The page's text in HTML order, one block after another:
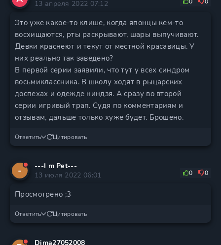
13 апреля 2022 07:12
Это уже какое-то клише, когда японцы кем-то
восхищаются, рты раскрывают, шары выпучивают.
Девки краснеют и текут от местной красавицы. У
них реально так заведено?
В первой серии заявили, что тут у всех синдром
восьмиклассника. В школу ходят в рыцарских
доспехах и одежде ниндзя. А сразу во второй
серии игривый трап. Судя по комментариям и
отзывам, дальше только хуже будет. Брошено.
Ответить Цитировать
-
---I m Pet---
13 июля 2022 06:01
0 0
Просмотрено ;3
Ответить Цитировать
Dima27052008